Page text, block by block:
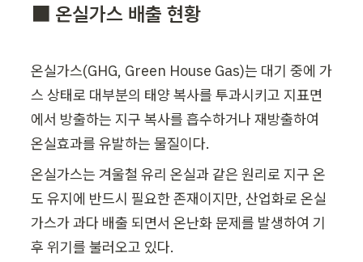
⬛ 온실가스 배출 현황
온실가스(GHG, Green House Gas)는 대기 중에 가
스 상태로 대부분의 태양 복사를 투과시키고 지표면
에서 방출하는 지구 복사를 흡수하거나 재방출하여
온실효과를 유발하는 물질이다.
온실가스는 겨울철 유리 온실과 같은 원리로 지구 온
도 유지에 반드시 필요한 존재이지만, 산업화로 온실
가스가 과다 배출 되면서 온난화 문제를 발생하여 기
후 위기를 불러오고 있다.